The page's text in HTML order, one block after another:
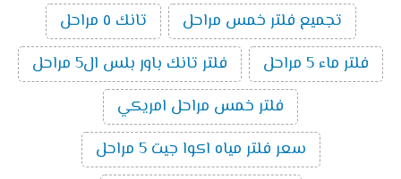
تجميع فلتر خمس مراحل
تانك ٥ مراحل
فلتر ماء 5 مراحل
فلتر تانك باور بلس ال5 مراحل
فلتر خمس مراحل امريكي
سعر فلتر مياه اكوا جيت 5 مراحل